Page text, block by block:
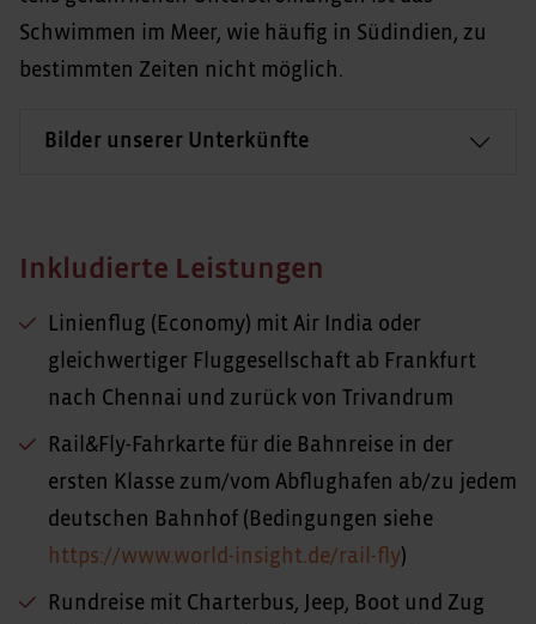
Schwimmen im Meer, wie häufig in Südindien, zu
bestimmten Zeiten nicht möglich.
Bilder unserer Unterkünfte
Inkludierte Leistungen
Linienflug (Economy) mit Air India oder
gleichwertiger Fluggesellschaft ab Frankfurt
nach Chennai und zurück von Trivandrum
Rail&Fly-Fahrkarte für die Bahnreise in der
ersten Klasse zum/vom Abflughafen ab/zu jedem
deutschen Bahnhof (Bedingungen siehe
https://www.world-insight.de/rail-fly)
Rundreise mit Charterbus, Jeep, Boot und Zug